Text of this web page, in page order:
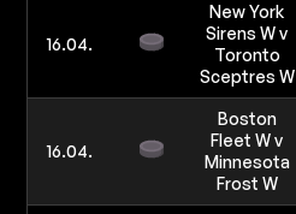
16.04.
New York
Sirens W v
Toronto
Sceptres W
16.04.
Boston
Fleet W v
Minnesota
Frost W